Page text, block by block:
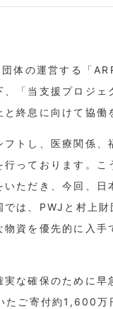
団体の運営する「
「当支援プロジェ
終息に向けて協働
トし、医療関係、
っております。こ
ただき、今回、日
は、PWJと村上財
資を優先的に入手
な確保のために早
ご寄付約1,600万